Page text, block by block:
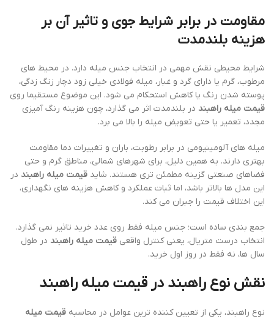
مقاومت در برابر شرایط جوی و تاثیر آن بر
هزینه بلندمدت
شرایط محیطی نقش مهمی در انتخاب جنس میله دارد. در محیط های
مرطوب، گرم یا دارای گرد و غبار، میله فولادی خیلی زود دچار زنگ زدگی،
پوسته شدن رنگ یا کاهش استحکام می شود. این موضوع مستقیما روی
قیمت میله راهبند در بلندمدت اثر می گذارد، چون هزینه رنگ آمیزی
مجدد، تعمیر یا حتی تعویض میله را بالا می برد.
میله های آلومینیومی در برابر رطوبت، باران و تغییرات دما مقاومت
بهتری دارند. به همین دلیل، برای شهرهای شمالی، مناطق گرم و حتی
فضاهای صنعتی گزینه مطمئن تری هستند. شاید قیمت میله راهبند در
این مدل ها بالاتر باشد، اما ثبات عملکرد و کاهش هزینه های نگهداری،
این اختلاف قیمت را جبران می کند.
جمع بندی ساده است؛ جنس میله فقط روی عدد خرید تاثیر نمی گذارد.
انتخاب درست متریال، یعنی کنترل واقعی قیمت میله راهبند در طول
سال ها، نه فقط در روز اول خرید.
نقش نوع راهبند درقیمت میله راهبند
نوع راهبند، یکی از تعیین کننده ترین عوامل در محاسبه قیمت میله